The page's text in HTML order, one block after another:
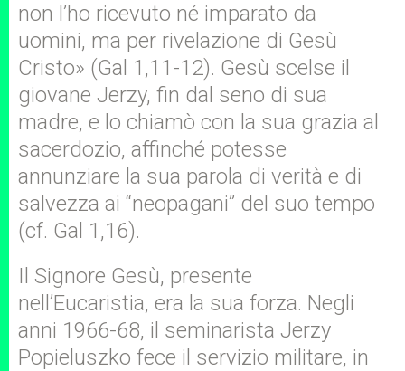
non l’ho ricevuto né imparato da
uomini, ma per rivelazione di Gesù
Cristo» (Gal 1,11-12). Gesù scelse il
giovane Jerzy, fin dal seno di sua
madre, e lo chiamò con la sua grazia al
sacerdozio, affinché potesse
annunziare la sua parola di verità e di
salvezza ai “neopagani” del suo tempo
(cf. Gal 1,16).
Il Signore Gesù, presente
nell’Eucaristia, era la sua forza. Negli
anni 1966-68, il seminarista Jerzy
Popieluszko fece il servizio militare, in